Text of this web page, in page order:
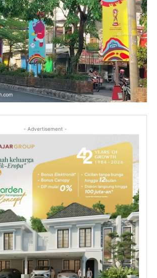
- Advertisement -